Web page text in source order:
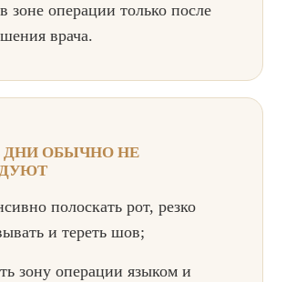
зоне операции только после
врача.
ДНИ ОБЫЧНО НЕ
полоскать рот, резко
и тереть шов;
зону операции языком и